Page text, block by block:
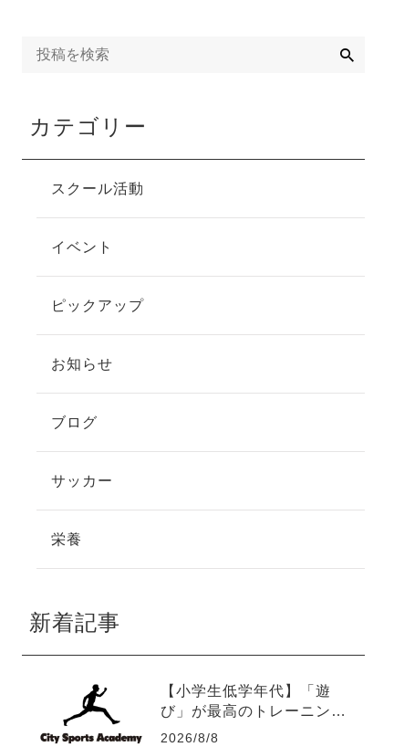
カテゴリー
スクール活動
イベント
ピックアップ
お知らせ
ブログ
サッカー
栄養
新着記事
【小学生低学年代】「遊
び」が最高のトレーニング
になる理由
2026/8/8